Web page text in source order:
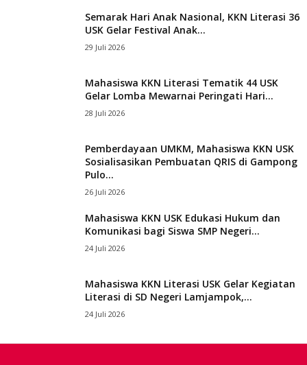
Semarak Hari Anak Nasional, KKN Literasi 36
USK Gelar Festival Anak...
29 Juli 2026
Mahasiswa KKN Literasi Tematik 44 USK
Gelar Lomba Mewarnai Peringati Hari...
28 Juli 2026
Pemberdayaan UMKM, Mahasiswa KKN USK
Sosialisasikan Pembuatan QRIS di Gampong
Pulo...
26 Juli 2026
Mahasiswa KKN USK Edukasi Hukum dan
Komunikasi bagi Siswa SMP Negeri...
24 Juli 2026
Mahasiswa KKN Literasi USK Gelar Kegiatan
Literasi di SD Negeri Lamjampok,...
24 Juli 2026